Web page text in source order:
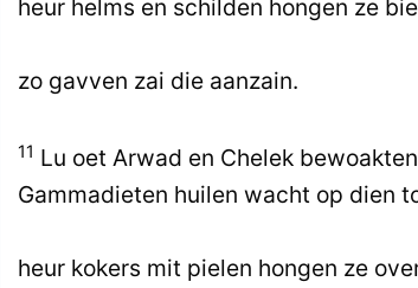
heur helms en schilden hongen ze
zo gavven zai die aanzain.
11 Lu oet Arwad en Chelek
Gammadieten huilen wacht op dien
heur kokers mit pielen hongen ze